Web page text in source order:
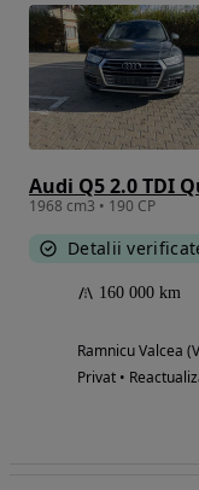
Audi Q5 2.0 TDI
1968 cm3 • 190 CP
Detalii
160 000 km
Ramnicu Valcea
Privat •